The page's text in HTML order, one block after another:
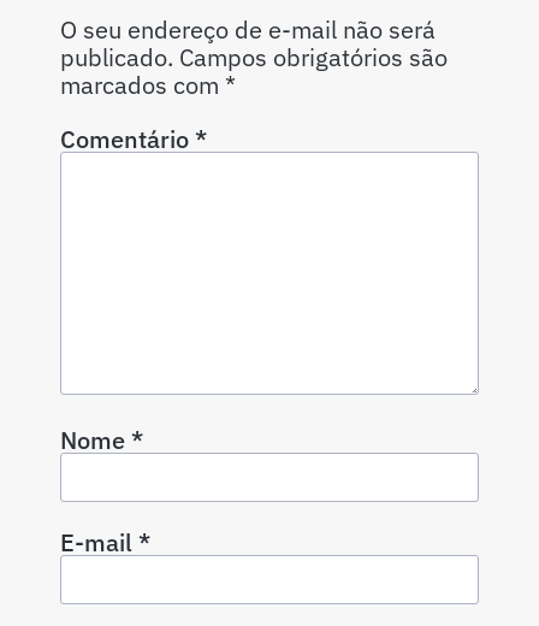
O seu endereço de e-mail não será
publicado. Campos obrigatórios são
marcados com *
Comentário*
Nome*
E-mail*